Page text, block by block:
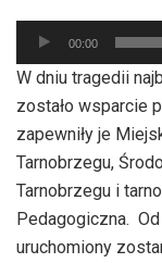
Odtwarzacz
plików
dźwiękowych
00:00
W dniu tragedii
zostało wsparcie
zapewniły je
Tarnobrzegu,
Tarnobrzegu i
Pedagogiczna.
uruchomiony